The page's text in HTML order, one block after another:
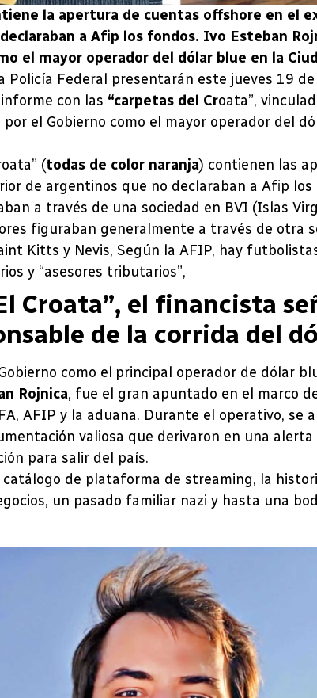
la apertura de cuentas offshore en el
a Afip los fondos. Ivo Esteban
el mayor operador del dólar blue en la
Policía Federal presentarán este jueves 19
con las “carpetas del Croata”,
el Gobierno como el mayor operador del
(todas de color naranja) contienen las
de argentinos que no declaraban a Afip los
a través de una sociedad en BVI (Islas
figuraban generalmente a través de otra
Kitts y Nevis, Según la AFIP, hay
y “asesores tributarios”,
Croata”, el financista
de la corrida del
como el principal operador de dólar
Rojnica, fue el gran apuntado en el marco
AFIP y la aduana. Durante el operativo, se
valiosa que derivaron en una alerta
para salir del país.
catálogo de plataforma de streaming, la
un pasado familiar nazi y hasta una